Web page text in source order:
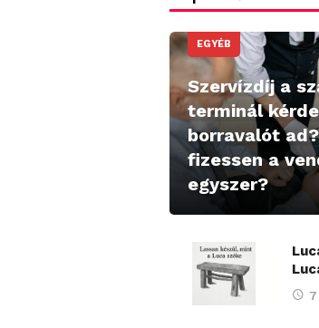
EGYÉB
Szervízdíj a
terminál
borravalót
fizessen a
egyszer?